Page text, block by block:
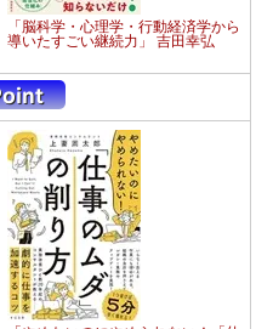
「脳科学・心理学・行動経済学から
導いたすごい継続力」 吉田幸弘